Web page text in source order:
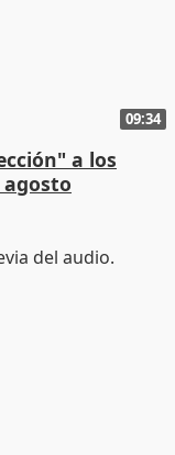
09:34
a los
agosto